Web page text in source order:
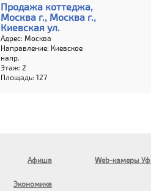
Продажа коттеджа,
Москва г., Москва г.,
Киевская ул.
Адрес: Москва
Направление: Киевское
напр.
Этаж: 2
Площадь: 127
Афиша Web-камеры
Экономика